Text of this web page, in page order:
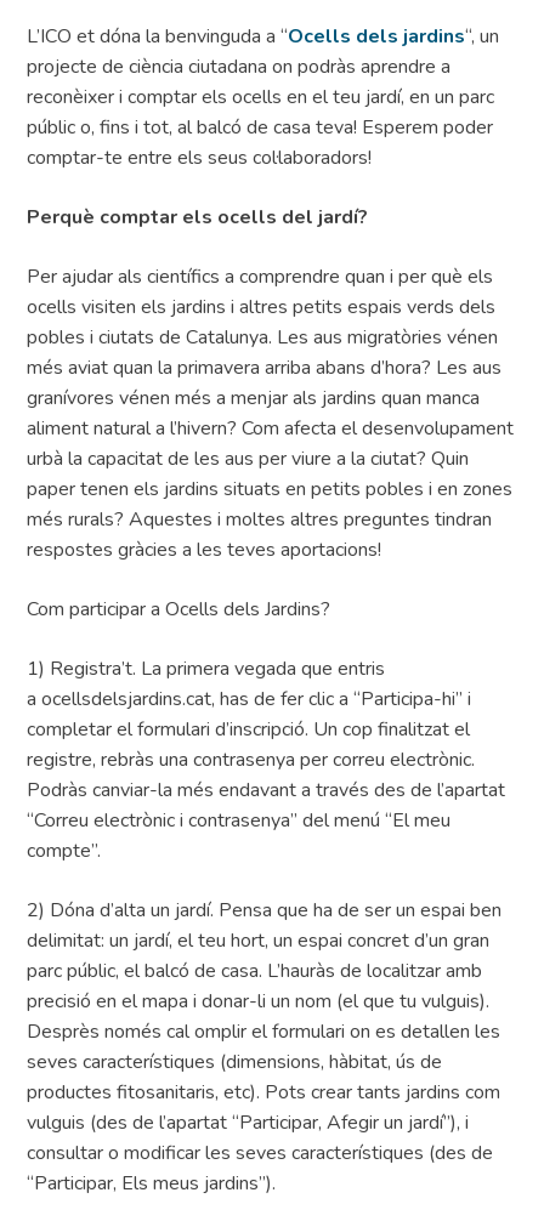
L’ICO et dóna la benvinguda a “Ocells dels jardins“, un
projecte de ciència ciutadana on podràs aprendre a
reconèixer i comptar els ocells en el teu jardí, en un parc
públic o, fins i tot, al balcó de casa teva! Esperem poder
comptar-te entre els seus col·laboradors!
Perquè comptar els ocells del jardí?
Per ajudar als científics a comprendre quan i per què els
ocells visiten els jardins i altres petits espais verds dels
pobles i ciutats de Catalunya. Les aus migratòries vénen
més aviat quan la primavera arriba abans d’hora? Les aus
granívores vénen més a menjar als jardins quan manca
aliment natural a l’hivern? Com afecta el desenvolupament
urbà la capacitat de les aus per viure a la ciutat? Quin
paper tenen els jardins situats en petits pobles i en zones
més rurals? Aquestes i moltes altres preguntes tindran
respostes gràcies a les teves aportacions!
Com participar a Ocells dels Jardins?
1) Registra’t. La primera vegada que entris
a ocellsdelsjardins.cat, has de fer clic a “Participa-hi” i
completar el formulari d’inscripció. Un cop finalitzat el
registre, rebràs una contrasenya per correu electrònic.
Podràs canviar-la més endavant a través des de l’apartat
“Correu electrònic i contrasenya” del menú “El meu
compte”.
2) Dóna d’alta un jardí. Pensa que ha de ser un espai ben
delimitat: un jardí, el teu hort, un espai concret d’un gran
parc públic, el balcó de casa. L’hauràs de localitzar amb
precisió en el mapa i donar-li un nom (el que tu vulguis).
Desprès només cal omplir el formulari on es detallen les
seves característiques (dimensions, hàbitat, ús de
productes fitosanitaris, etc). Pots crear tants jardins com
vulguis (des de l’apartat “Participar, Afegir un jardí”), i
consultar o modificar les seves característiques (des de
“Participar, Els meus jardins”).